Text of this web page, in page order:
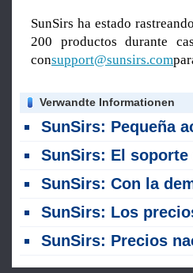
SunSirs ha estado
200 productos durante
consupport@sunsirs.com
Verwandte Informationen
SunSirs: Pequeña acumulación de inventario,
SunSirs: El soporte de costos era limitado, el mercado de
SunSirs: Con la demanda que sigue siendo lenta, el
SunSirs: Los precios de la lámina laminada en caliente y
SunSirs: Precios nacionales de placas de acero